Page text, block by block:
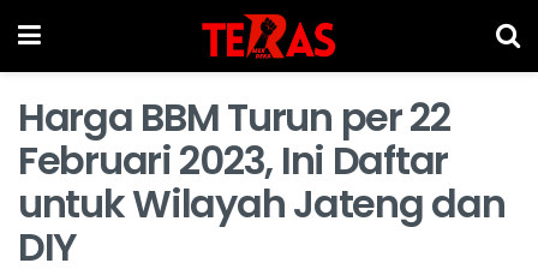
Harga BBM Turun per 22
Februari 2023, Ini Daftar
untuk Wilayah Jateng dan
DIY